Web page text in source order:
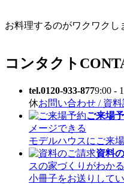
お料理するのがワクワクし
コンタクト
tel.0120-933-8779:00 -
休お問い合わせ / 資
ご来場
メージできる
モデルハウスにご来
資料
スの家づくりがわかる
小冊子をお送りして